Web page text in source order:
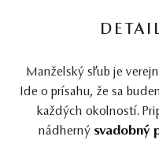
Manželský sľub je
Ide o prísahu, že sa
každých okolností.
nádherný svadobný